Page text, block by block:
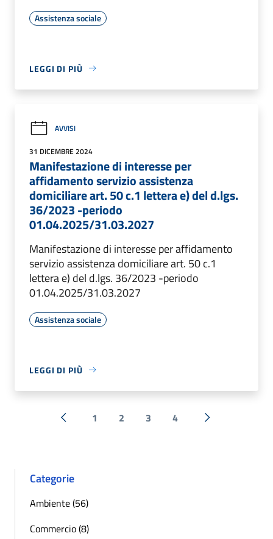
Assistenza sociale
LEGGI DI PIÙ
AVVISI
31 DICEMBRE 2024
Manifestazione di interesse per
affidamento servizio assistenza
domiciliare art. 50 c.1 lettera e) del d.lgs.
36/2023 -periodo
01.04.2025/31.03.2027
Manifestazione di interesse per affidamento
servizio assistenza domiciliare art. 50 c.1
lettera e) del d.lgs. 36/2023 -periodo
01.04.2025/31.03.2027
Assistenza sociale
LEGGI DI PIÙ
« Precedente
1 2 3 4 Successiva »
Categorie
Ambiente (56)
Commercio (8)